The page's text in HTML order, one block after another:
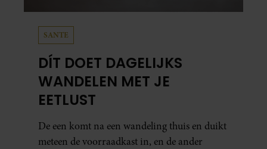
SANTE
DÍT DOET DAGELIJKS
WANDELEN MET JE
EETLUST
De een komt na een wandeling thuis en duikt
meteen de voorraadkast in, en de ander